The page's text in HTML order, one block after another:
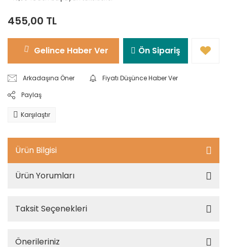
455,00 TL
Gelince Haber Ver Ön Sipariş
Arkadaşına Öner
Fiyatı Düşünce Haber Ver
Paylaş
Karşılaştır
Ürün Bilgisi
Ürün Yorumları
Taksit Seçenekleri
Önerileriniz